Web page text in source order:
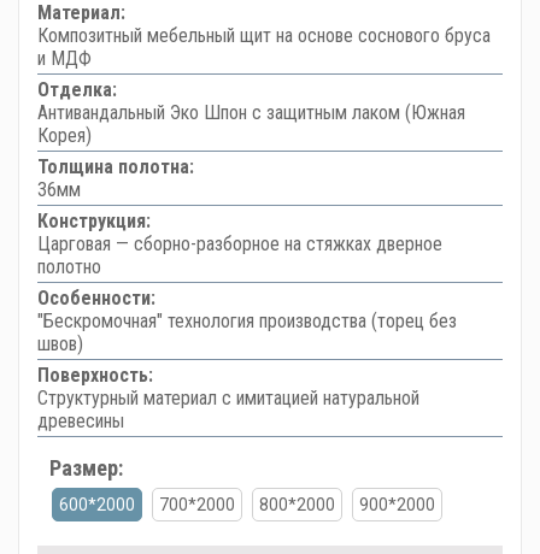
Материал:
Композитный мебельный щит на основе соснового бруса
и МДФ
Отделка:
Антивандальный Эко Шпон с защитным лаком (Южная
Корея)
Толщина полотна:
36мм
Конструкция:
Царговая — сборно-разборное на стяжках дверное
полотно
Особенности:
"Бескромочная" технология производства (торец без
швов)
Поверхность:
Структурный материал с имитацией натуральной
древесины
Размер:
600*2000 700*2000 800*2000 900*2000